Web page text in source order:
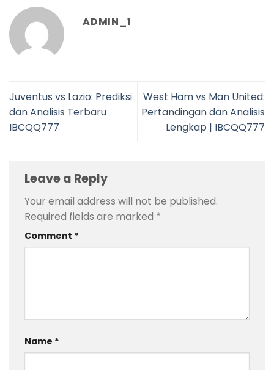
ADMIN_1
Juventus vs Lazio: Prediksi
dan Analisis Terbaru
IBCQQ777
West Ham vs Man United:
Pertandingan dan Analisis
Lengkap | IBCQQ777
Leave a Reply
Your email address will not be published.
Required fields are marked *
Comment *
Name *